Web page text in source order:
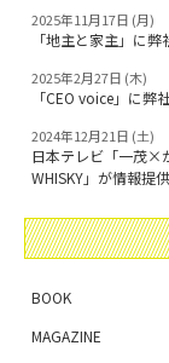
2025年11月17日 (月)
「地主と家主」に弊
2025年2月27日 (木)
「CEO voice」に弊
2024年12月21日 (土)
日本テレビ「一茂×
WHISKY」が情報提
BOOK
MAGAZINE